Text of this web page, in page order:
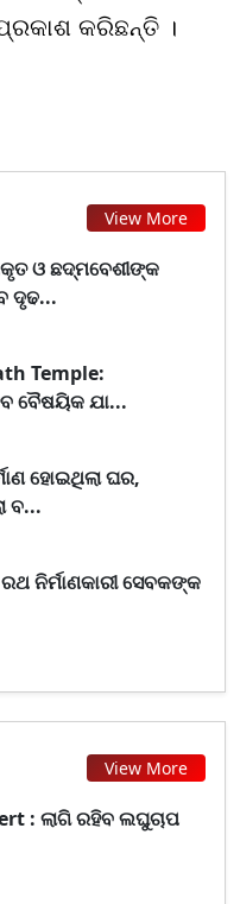
କରିଛନ୍ତି ।
View More
ଓ ଛଦ୍ମବେଶୀଙ୍କ
ଦୃଢ...
Temple:
ବୈଷୟିକ ଯା...
ହୋଇଥିଲା ଘର,
ବ...
ନିର୍ମାଣକାରୀ ସେବକଙ୍କ
View More
: ଲାଗି ରହିବ ଲଘୁଚାପ